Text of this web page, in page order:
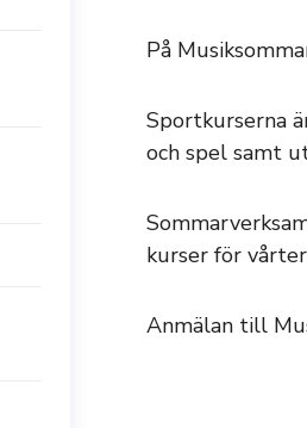
På
Sportkurserna
och spel samt
kurser för
Anmälan till